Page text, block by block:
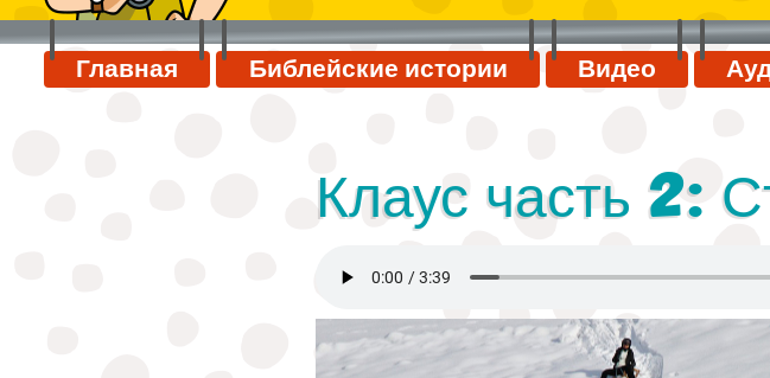
Главная Библейские истории Видео
Клаус часть 2: